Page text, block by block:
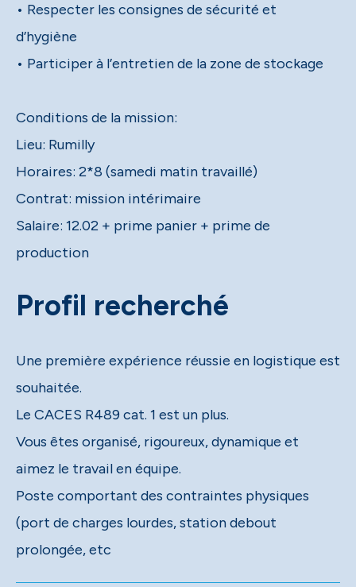
• Respecter les consignes de sécurité et
d’hygiène
• Participer à l’entretien de la zone de stockage
Conditions de la mission:
Lieu: Rumilly
Horaires: 2*8 (samedi matin travaillé)
Contrat: mission intérimaire
Salaire: 12.02 + prime panier + prime de
production
Profil recherché
Une première expérience réussie en logistique est
souhaitée.
Le CACES R489 cat. 1 est un plus.
Vous êtes organisé, rigoureux, dynamique et
aimez le travail en équipe.
Poste comportant des contraintes physiques
(port de charges lourdes, station debout
prolongée, etc